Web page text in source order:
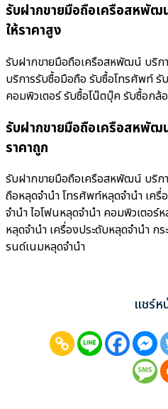
รับฝากขายมือถือเครือสหพัฒ
ให้ราคาสูง
รับฝากขายมือถือเครือสหพัฒน์ บริก
บริการรับซื้อมือถือ รับซื้อโทรศัพท์ รั
คอมพิวเตอร์ รับซื้อโน๊ตบุ๊ค รับซื้อกล้
รับฝากขายมือถือเครือสหพัฒ
ราคาถูก
รับฝากขายมือถือเครือสหพัฒน์ บริก
ถือหลุดจำนำ โทรศัพท์หลุดจำนำ เครื่
จำนำ ไอโฟนหลุดจำนำ คอมพิวเตอร์
หลุดจำนำ เครื่องประดับหลุดจำนำ ก
รนด์เนมหลุดจำนำ
แชร์ห